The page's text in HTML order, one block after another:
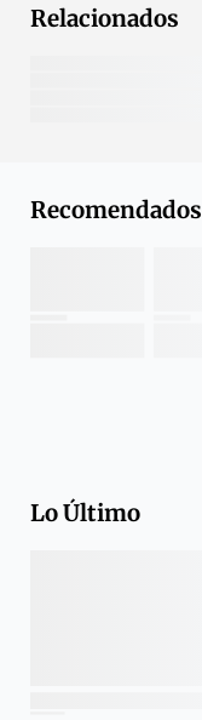
Relacionados
Recomendados
Lo Último